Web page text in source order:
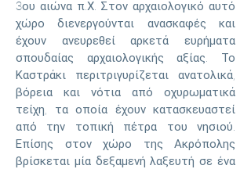
3ου αιώνα π.Χ. Στον αρχαιολογικό αυτό
χώρο διενεργούνται ανασκαφές και
έχουν ανευρεθεί αρκετά ευρήματα
σπουδαίας αρχαιολογικής αξίας. Το
Καστράκι περιτριγυρίζεται ανατολικά,
βόρεια και νότια από οχυρωματικά
τείχη, τα οποία έχουν κατασκευαστεί
από την τοπική πέτρα του νησιού.
Επίσης στον χώρο της Ακρόπολης
βρίσκεται μία δεξαμενή λαξευτή σε ένα